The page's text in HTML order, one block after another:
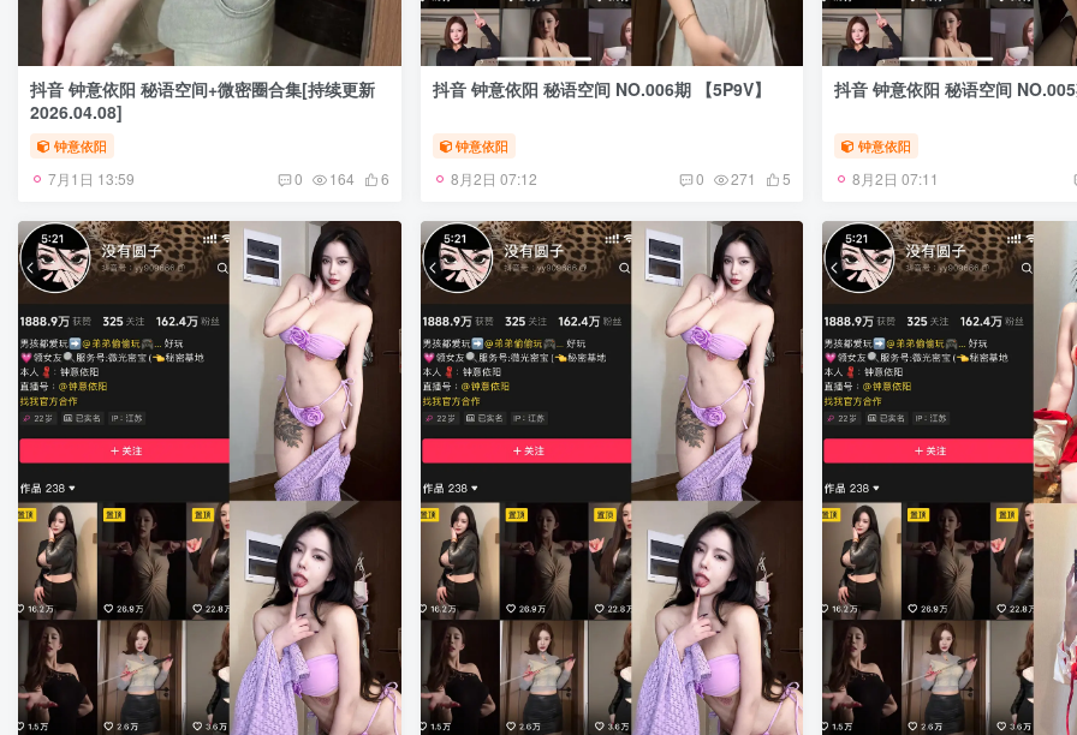
抖音 钟意依阳 秘语空间+微密圈合集[持续更新
2026.04.08]
钟意依阳
7月1日 13:59 0 164 6
抖音 钟意依阳 秘语空间 NO.006期 【5P9V】
钟意依阳
8月2日 07:12 0 271 5
抖音 钟意依阳 秘语空间
钟意依阳
8月2日 07:11